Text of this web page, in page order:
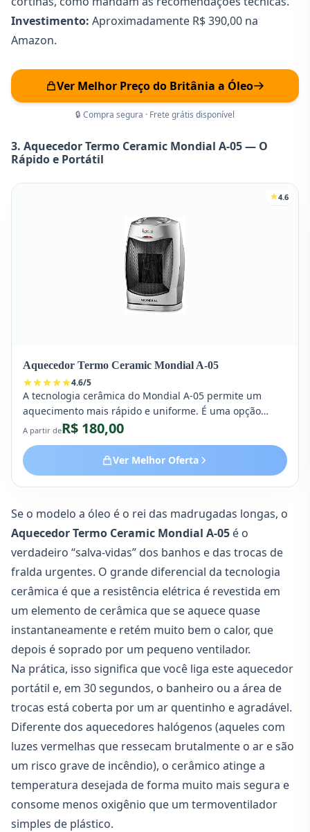
Investimento: Aproximadamente R$ 390,00 na
Amazon.
Ver Melhor Preço do Britânia a Óleo
🔒 Compra segura · Frete grátis disponível
3. Aquecedor Termo Ceramic Mondial A-05 — O
Rápido e Portátil
4.6
Aquecedor Termo Ceramic Mondial A-05
4.6/5
A tecnologia cerâmica do Mondial A-05 permite um
aquecimento mais rápido e uniforme. É uma opção
portátil e menos agressiva que os termoventiladores
antes do banho do bebê.
A partir deR$ 180,00
Ver Melhor Oferta
Se o modelo a óleo é o rei das madrugadas longas, o
Aquecedor Termo Ceramic Mondial A-05 é o
verdadeiro “salva-vidas” dos banhos e das trocas de
fralda urgentes. O grande diferencial da tecnologia
cerâmica é que a resistência elétrica é revestida em
um elemento de cerâmica que se aquece quase
instantaneamente e retém muito bem o calor, que
depois é soprado por um pequeno ventilador.
Na prática, isso significa que você liga este aquecedor
portátil e, em 30 segundos, o banheiro ou a área de
trocas está coberta por um ar quentinho e agradável.
Diferente dos aquecedores halógenos (aqueles com
luzes vermelhas que ressecam brutalmente o ar e são
um risco grave de incêndio), o cerâmico atinge a
temperatura desejada de forma muito mais segura e
consome menos oxigênio que um termoventilador
simples de plástico.